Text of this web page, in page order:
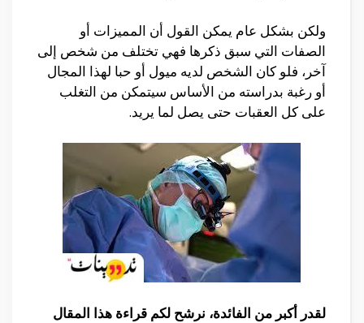
ولكن بشكل عام يمكن القول أن المميزات أو
الصفات التي سبق ذكرها فهي تختلف من شخص إلى
آخر، فلو كان الشخص لديه ميول أو حبا لهذا المجال
أو رغبة بدراسته من الأساس سيتمكن من التغلب
على كل العقبات حتى يصل لما يريد.
لقدر أكبر من الفائدة، نرشح لكم قراءة هذا المقال